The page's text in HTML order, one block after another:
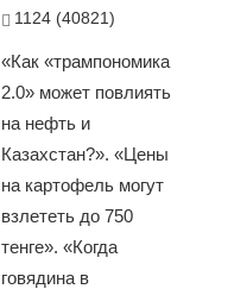
1124 (40821)
«Как «трампономика
2.0» может повлиять
на нефть и
Казахстан?». «Цены
на картофель могут
взлететь до 750
тенге». «Когда
говядина в